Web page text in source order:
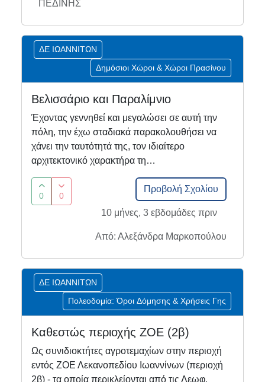
ΠΕΔΙΝΗΣ
ΔΕ ΙΩΑΝΝΙΤΩΝ
Δημόσιοι Χώροι & Χώροι Πρασίνου
Βελισσάριο και Παραλίμνιο
Έχοντας γεννηθεί και μεγαλώσει σε αυτή την
πόλη, την έχω σταδιακά παρακολουθήσει να
χάνει την ταυτότητά της, τον ιδιαίτερο
αρχιτεκτονικό χαρακτήρα τη…
0 0
Προβολή Σχολίου
10 μήνες, 3 εβδομάδες πριν
Από: Αλεξάνδρα Μαρκοπούλου
ΔΕ ΙΩΑΝΝΙΤΩΝ
Πολεοδομία: Όροι Δόμησης & Χρήσεις Γης
Καθεστώς περιοχής ΖΟΕ (2β)
Ως συνιδιοκτήτες αγροτεμαχίων στην περιοχή
εντός ΖΟΕ Λεκανοπεδίου Ιωαννίνων (περιοχή
2β) - τα οποία περικλείονται από τις Λεωφ.